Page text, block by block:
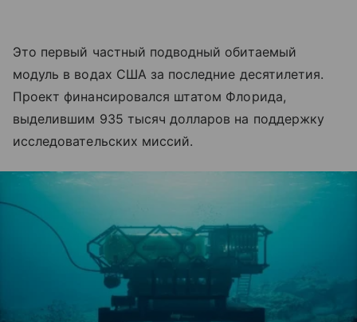
Это первый частный подводный обитаемый
модуль в водах США за последние десятилетия.
Проект финансировался штатом Флорида,
выделившим 935 тысяч долларов на поддержку
исследовательских миссий.